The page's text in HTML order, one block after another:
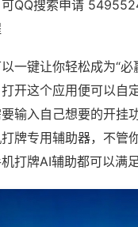
QQ搜索申请
一键让你轻松成为“必
开这个应用便可以自
输入自己想要的开挂
牌专用辅助器，不管
打牌AI辅助都可以满足